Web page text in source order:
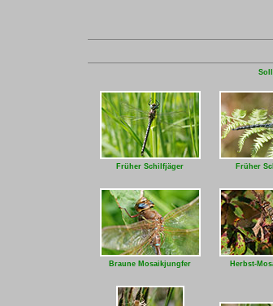
Früher Schilfjäger Früher
Braune Mosaikjungfer Herbst-